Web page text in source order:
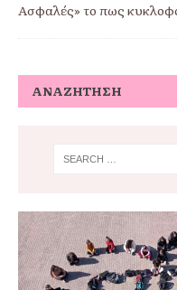
Ασφαλές» το πως
ΑΝΑΖΉΤΗΣΗ